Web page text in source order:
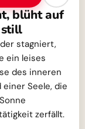
blüht auf
still
stagniert,
ein leises
des inneren
Seele, die
zerfällt.